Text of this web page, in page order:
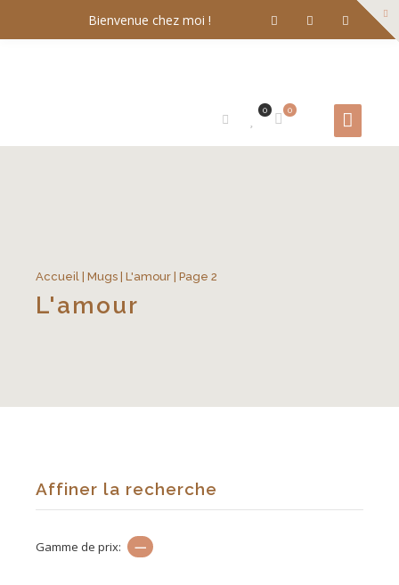
Bienvenue chez moi !
0
0
Accueil Mugs L'amour | Page 2
L'amour
Affiner la recherche
Gamme de prix: —